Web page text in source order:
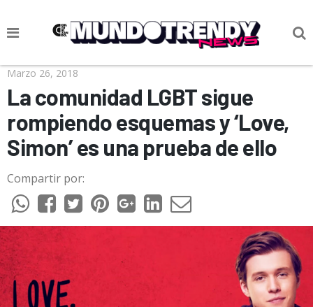
NOTICIAS
CULTURA POP
CIENCIA Y TECNOLOGÍA
VIDA
SOCIEDAD
CULTURIZANDO.COM
Marzo 26, 2018
La comunidad LGBT sigue
rompiendo esquemas y ‘Love,
Simon’ es una prueba de ello
Compartir por: